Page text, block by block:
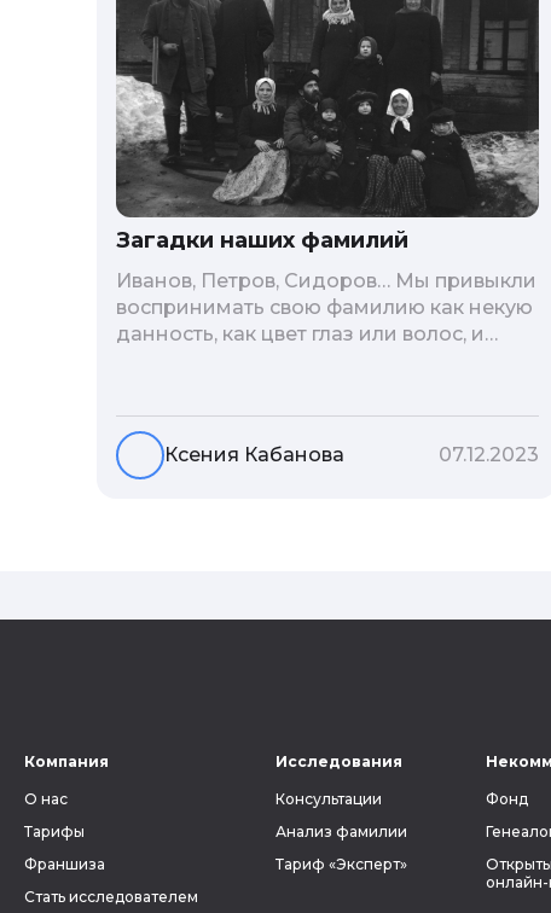
Загадки наших фамилий
Иванов, Петров, Сидоров… Мы привыкли
воспринимать свою фамилию как некую
данность, как цвет глаз или волос, и
неблагозвучной или, наоборот,
«дворянской» фамилией, и какие
секреты она может раскрыть о судьбе
Ксения Кабанова 07.12.2023
Компания
О нас
Тарифы
Франшиза
Стать исследователем
Исследования
Консультации
Анализ фамилии
Тариф «Эксперт»
Фонд
онлайн-